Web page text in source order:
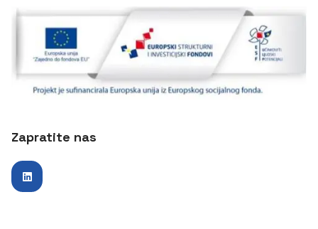
Zapratite nas